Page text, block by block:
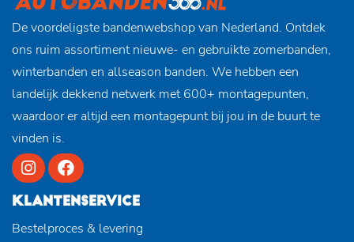
De voordeligste bandenwebshop van Nederland. Ontdek
ons ruim assortiment nieuwe- en gebruikte zomerbanden,
winterbanden en allseason banden. We hebben een
landelijk dekkend netwerk met 600+ montagepunten,
waardoor er altijd een montagepunt bij jou in de buurt te
vinden is.
KLANTENSERVICE
Bestelproces & levering